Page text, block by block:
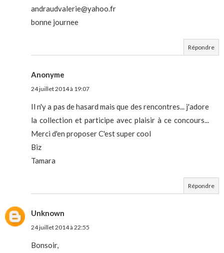
andraudvalerie@yahoo.fr
bonne journee
Répondre
Anonyme
24 juillet 2014 à 19:07
Il n'y a pas de hasard mais que des rencontres... j'adore
la collection et participe avec plaisir à ce concours...
Merci d'en proposer C'est super cool
Biz
Tamara
Répondre
Unknown
24 juillet 2014 à 22:55
Bonsoir,